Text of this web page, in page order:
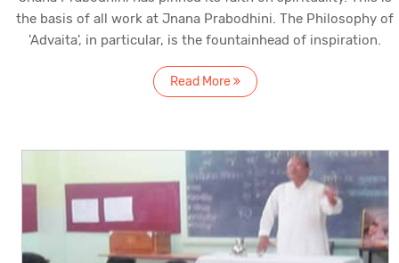
the basis of all work at Jnana Prabodhini. The Philosophy of
'Advaita', in particular, is the fountainhead of inspiration.
Read More